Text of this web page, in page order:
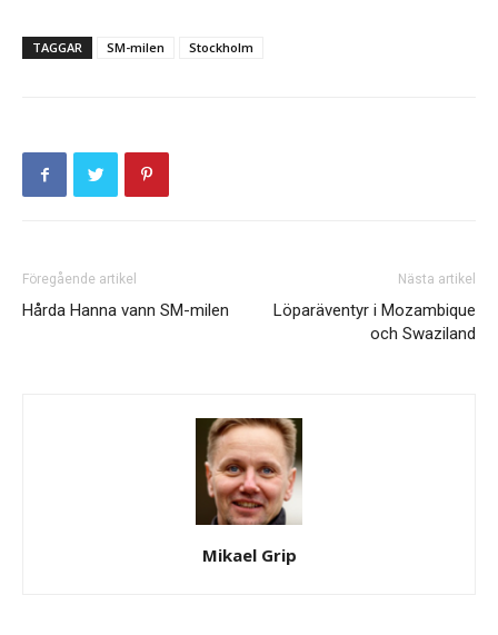
TAGGAR SM-milen Stockholm
Föregående artikel
Hårda Hanna vann SM-milen
Nästa artikel
Löparäventyr i Mozambique
och Swaziland
Mikael Grip